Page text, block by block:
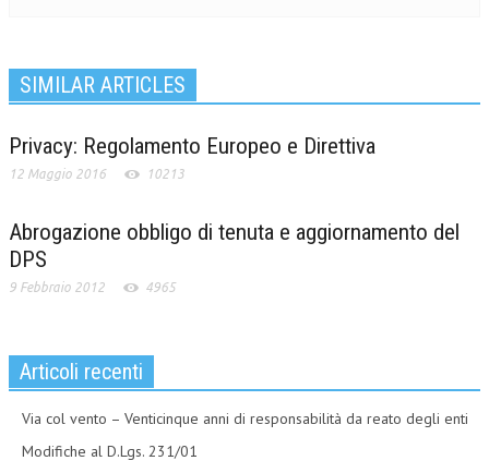
SIMILAR ARTICLES
Privacy: Regolamento Europeo e Direttiva
12 Maggio 2016 10213
Abrogazione obbligo di tenuta e aggiornamento del
DPS
9 Febbraio 2012 4965
Articoli recenti
Via col vento – Venticinque anni di responsabilità da reato degli enti
Modifiche al D.Lgs. 231/01